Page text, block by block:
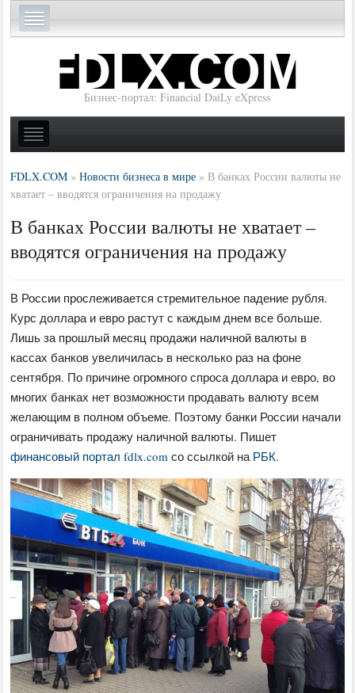
Бизнес-портал: Financial DaiLy eXpress
FDLX.COM »Новости бизнеса в мире »В банках России валюты не
хватает – вводятся ограничения на продажу
В банках России валюты не хватает –
вводятся ограничения на продажу
В России прослеживается стремительное падение рубля.
Курс доллара и евро растут с каждым днем все больше.
Лишь за прошлый месяц продажи наличной валюты в
кассах банков увеличилась в несколько раз на фоне
сентября. По причине огромного спроса доллара и евро, во
многих банках нет возможности продавать валюту всем
желающим в полном объеме. Поэтому банки России начали
ограничивать продажу наличной валюты. Пишет
финансовый портал fdlx.com со ссылкой на РБК.